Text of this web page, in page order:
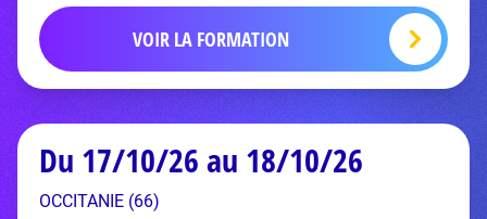
VOIR LA FORMATION
Du 17/10/26 au 18/10/26
OCCITANIE (66)